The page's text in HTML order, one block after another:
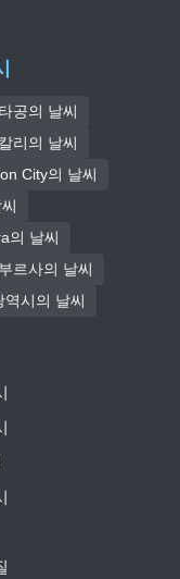
공의 날씨
리의 날씨
City의 날씨
의 날씨
사의 날씨
시의 날씨